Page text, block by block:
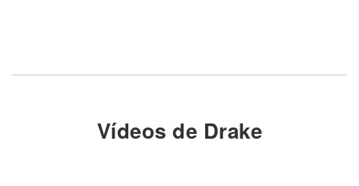
Vídeos de Drake